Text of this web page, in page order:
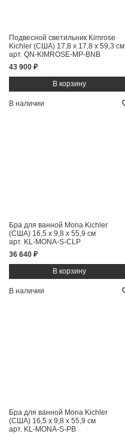
Подвесной светильник Kimrose
Kichler (США) 17,8 x 17,8 x 59,3 см
арт. QN-KIMROSE-MP-BNB
43 900 ₽
В наличии
Бра для ванной Mona Kichler
(США) 16,5 x 9,8 x 55,9 см
арт. KL-MONA-S-CLP
36 640 ₽
В наличии
Бра для ванной Mona Kichler
(США) 16,5 x 9,8 x 55,9 см
арт. KL-MONA-S-PB